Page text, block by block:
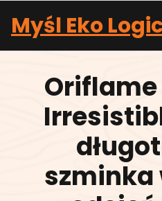
content
Myśl Eko
Oriflame
szminka